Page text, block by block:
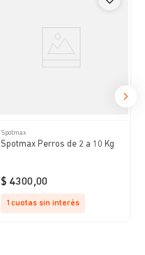
Spotmax
Spotmax Perros de 2 a 10 Kg
$ 4300,00
1 cuotas sin interés